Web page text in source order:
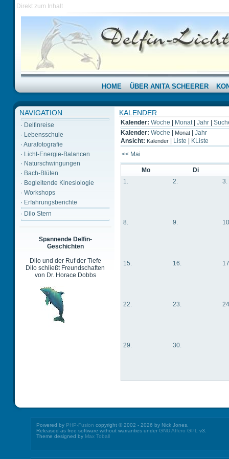
Direkt zum Inhalt
HOME ÜBER ANITA SCHEERER
NAVIGATION
· Delfinreise
· Lebensschule
· Aurafotografie
· Licht-Energie-Balancen
· Naturschwingungen
· Bach-Blüten
· Begleitende Kinesiologie
· Workshops
· Erfahrungsberichte
· Dilo Stern
Spannende Delfin-
Geschichten
Dilo und der Ruf der Tiefe
Dilo schließt Freundschaften
von Dr. Horace Dobbs
KALENDER
Kalender: Woche Monat|Jahr |
Kalender: Woche Monat |Jahr
Ansicht: Kalender Liste
KListe
<< Mai
Mo
Di
1.
2. 3.
8. 9.
15. 16.
22. 23.
29. 30.
Powered by PHP-Fusion copyright © 2002 - 2026 by Nick Jones.
Released as free software without warranties underGNU Affero GPL v3.
Theme designed by Max Toball